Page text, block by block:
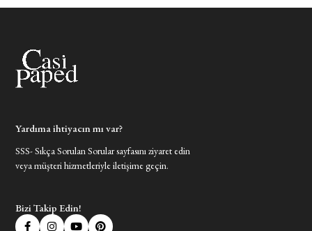
Yardıma ihtiyacın mı var?
SSS- Sıkça Sorulan Sorular sayfasını ziyaret edin
veya müşteri hizmetleriyle iletişime geçin.
Bizi Takip Edin!